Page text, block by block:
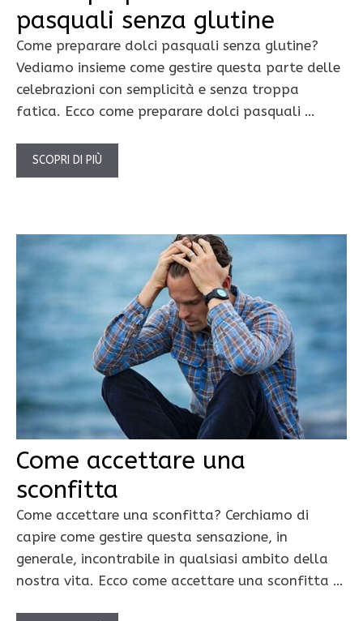
pasquali senza glutine
Come preparare dolci pasquali senza glutine?
Vediamo insieme come gestire questa parte delle
celebrazioni con semplicità e senza troppa
fatica. Ecco come preparare dolci pasquali …
SCOPRI DI PIÙ
Come accettare una
sconfitta
Come accettare una sconfitta? Cerchiamo di
capire come gestire questa sensazione, in
generale, incontrabile in qualsiasi ambito della
nostra vita. Ecco come accettare una sconfitta …